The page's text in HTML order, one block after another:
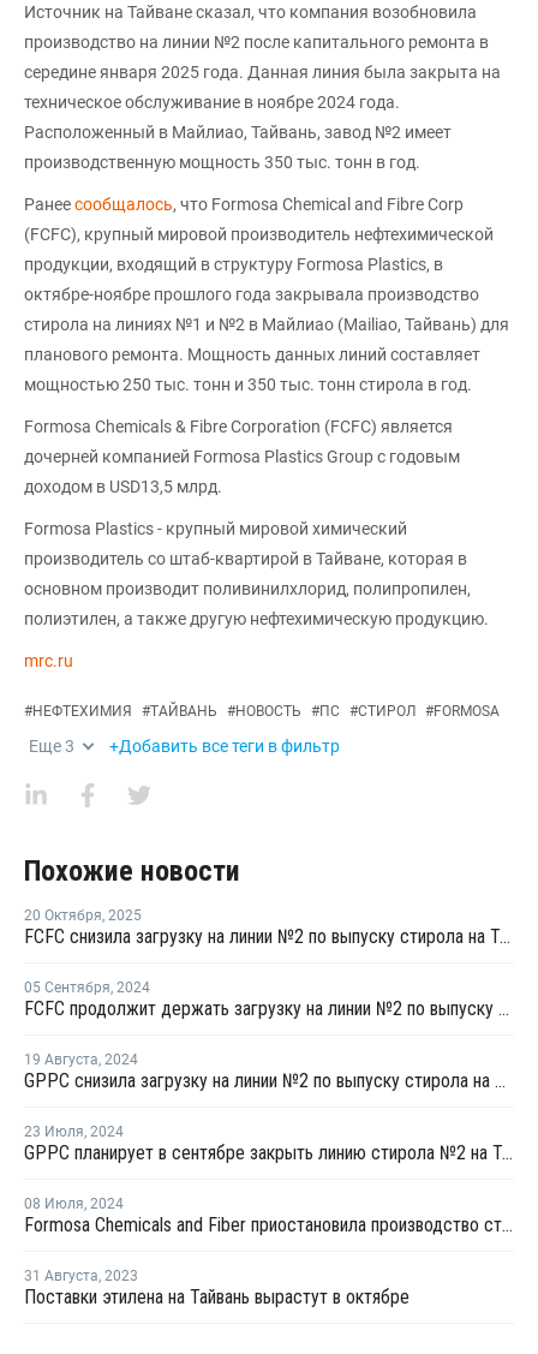
Источник на Тайване сказал, что компания возобновила
производство на линии №2 после капитального ремонта в
середине января 2025 года. Данная линия была закрыта на
техническое обслуживание в ноябре 2024 года.
Расположенный в Майлиао, Тайвань, завод №2 имеет
производственную мощность 350 тыс. тонн в год.
Ранеесообщалось, что Formosa Chemical and Fibre Corp
(FCFC), крупный мировой производитель нефтехимической
продукции, входящий в структуру Formosa Plastics, в
октябре-ноябре прошлого года закрывала производство
стирола на линиях №1 и №2 в Майлиао (Mailiao, Тайвань) для
планового ремонта. Мощность данных линий составляет
мощностью 250 тыс. тонн и 350 тыс. тонн стирола в год.
Formosa Chemicals & Fibre Corporation (FCFC) является
дочерней компанией Formosa Plastics Group с годовым
доходом в USD13,5 млрд.
Formosa Plastics - крупный мировой химический
производитель со штаб-квартирой в Тайване, которая в
основном производит поливинилхлорид, полипропилен,
полиэтилен, а также другую нефтехимическую продукцию.
mrc.ru
#НЕФТЕХИМИЯ #ТАЙВАНЬ #НОВОСТЬ #ПС #СТИРОЛ #FORMOSA
Еще3 +Добавить все теги в фильтр
Похожие новости
20 Октября, 2025
FCFC снизила загрузку на линии №2 по выпуску стирола на Тайване
05 Сентября, 2024
FCFC продолжит держать загрузку на линии №2 по выпуску стирола в Тайване на уровне 80%
19 Августа, 2024
GPPC снизила загрузку на линии №2 по выпуску стирола на Тайване
23 Июля, 2024
GPPC планирует в сентябре закрыть линию стирола №2 на Тайване на профилактику
08 Июля, 2024
Formosa Chemicals and Fiber приостановила производство стирола в Тайване по техническим причинам
31 Августа, 2023
Поставки этилена на Тайвань вырастут в октябре